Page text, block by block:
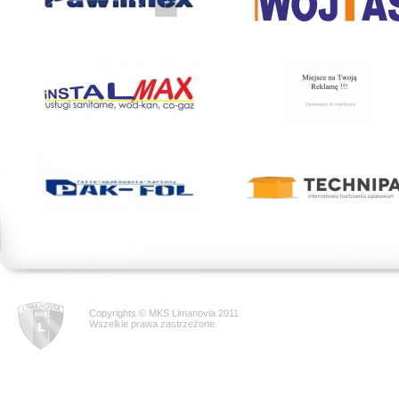
Copyrights © MKS Limanovia 2011
Wszelkie prawa zastrzeżone.